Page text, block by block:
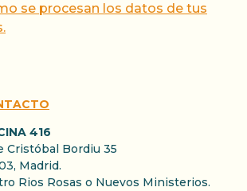
se procesan los datos de tus
416
Cristóbal Bordiu 35
Madrid.
Rios Rosas o Nuevos Ministerios.